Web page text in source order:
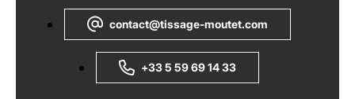
contact@tissage-moutet.com
+33 5 59 69 14 33